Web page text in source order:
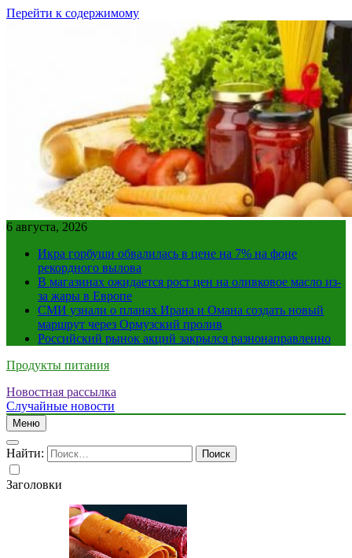
Перейти к содержимому
6 августа, 2026
Икра горбуши обвалилась в цене на 7% на фоне
рекордного вылова
В магазинах ожидается рост цен на оливковое масло из-
за жары в Европе
СМИ узнали о планах Ирана и Омана создать новый
маршрут через Ормузский пролив
Российский рынок акций закрылся разнонаправленно
Продукты питания
Новостная рассылка
Случайные новости
Меню
Найти:
Заголовки